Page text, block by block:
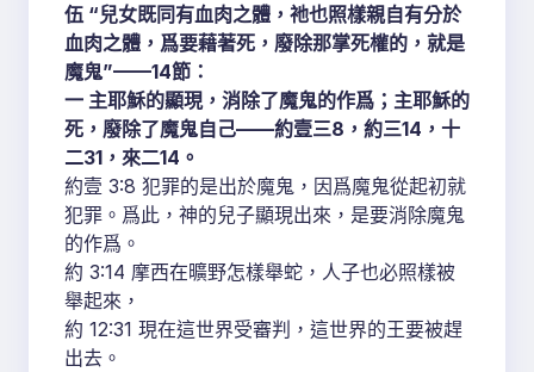
伍 “兒女既同有血肉之體，祂也照樣親自有分於
血肉之體，爲要藉著死，廢除那掌死權的，就是
魔鬼”——14節：
一 主耶穌的顯現，消除了魔鬼的作爲；主耶穌的
死，廢除了魔鬼自己——約壹三8，約三14，十
二31，來二14。
約壹 3:8 犯罪的是出於魔鬼，因爲魔鬼從起初就
犯罪。爲此，神的兒子顯現出來，是要消除魔鬼
的作爲。
約 3:14 摩西在曠野怎樣舉蛇，人子也必照樣被
舉起來，
約 12:31 現在這世界受審判，這世界的王要被趕
出去。